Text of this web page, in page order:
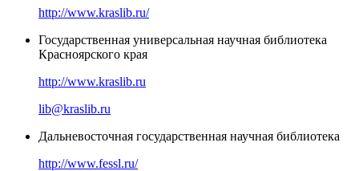
http://www.kraslib.ru/
Государственная универсальная научная библиотека
Красноярского края
http://www.kraslib.ru
lib@kraslib.ru
Дальневосточная государственная научная библиотека
http://www.fessl.ru/